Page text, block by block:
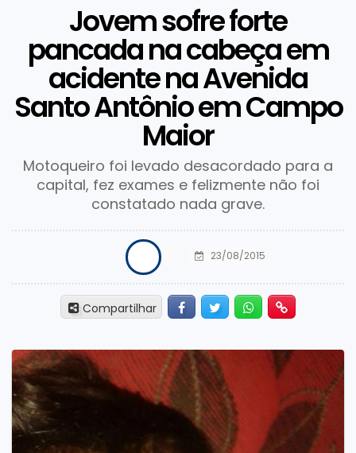
Jovem sofre forte
pancada na cabeça em
acidente na Avenida
Santo Antônio em Campo
Maior
Motoqueiro foi levado desacordado para a
capital, fez exames e felizmente não foi
constatado nada grave.
23/08/2015
Compartilhar FacebookTwitter Whatsapp